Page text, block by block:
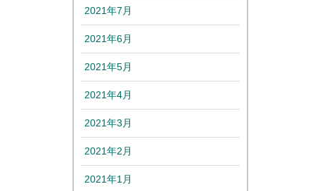
2021年7月
2021年6月
2021年5月
2021年4月
2021年3月
2021年2月
2021年1月